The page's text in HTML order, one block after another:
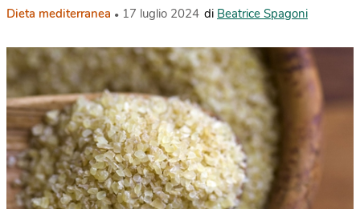
Dieta mediterranea 17 luglio 2024 di Beatrice Spagoni